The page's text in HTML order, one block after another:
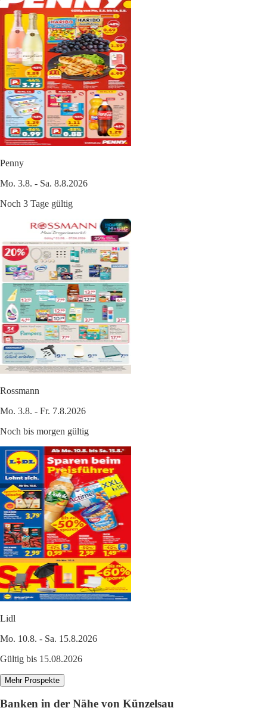
Penny
Mo. 3.8. - Sa. 8.8.2026
Noch 3 Tage gültig
Rossmann
Mo. 3.8. - Fr. 7.8.2026
Noch bis morgen gültig
Lidl
Mo. 10.8. - Sa. 15.8.2026
Gültig bis 15.08.2026
Mehr Prospekte
Banken in der Nähe von Künzelsau